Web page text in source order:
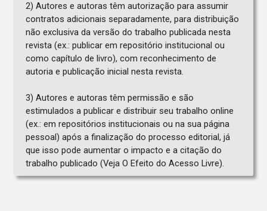
2) Autores e autoras têm autorização para assumir
contratos adicionais separadamente, para distribuição
não exclusiva da versão do trabalho publicada nesta
revista (ex.: publicar em repositório institucional ou
como capítulo de livro), com reconhecimento de
autoria e publicação inicial nesta revista.
3) Autores e autoras têm permissão e são
estimulados a publicar e distribuir seu trabalho online
(ex.: em repositórios institucionais ou na sua página
pessoal) após a finalização do processo editorial, já
que isso pode aumentar o impacto e a citação do
trabalho publicado (Veja O Efeito do Acesso Livre).